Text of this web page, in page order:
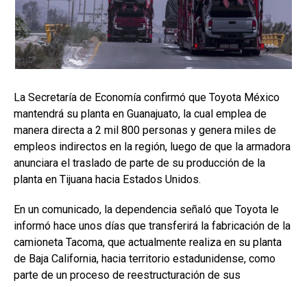
La Secretaría de Economía confirmó que Toyota México
mantendrá su planta en Guanajuato, la cual emplea de
manera directa a 2 mil 800 personas y genera miles de
empleos indirectos en la región, luego de que la armadora
anunciara el traslado de parte de su producción de la
planta en Tijuana hacia Estados Unidos.
En un comunicado, la dependencia señaló que Toyota le
informó hace unos días que transferirá la fabricación de la
camioneta Tacoma, que actualmente realiza en su planta
de Baja California, hacia territorio estadunidense, como
parte de un proceso de reestructuración de sus